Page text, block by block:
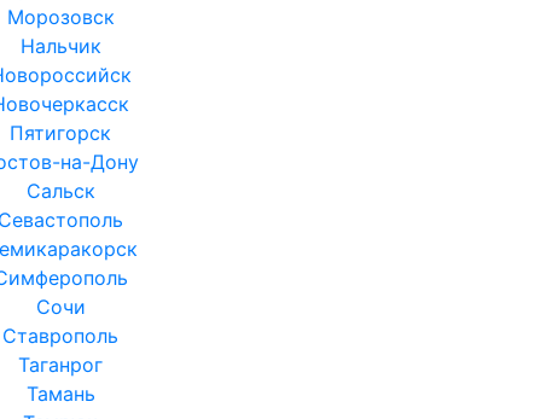
Морозовск
Нальчик
Пятигорск
на-Дону
Сальск
Сочи
Ставрополь
Таганрог
Тамань